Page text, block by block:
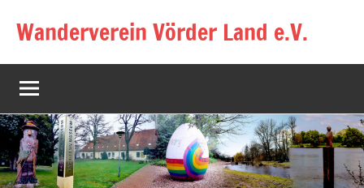
InhaltWanderverein Vörder Land e.V.